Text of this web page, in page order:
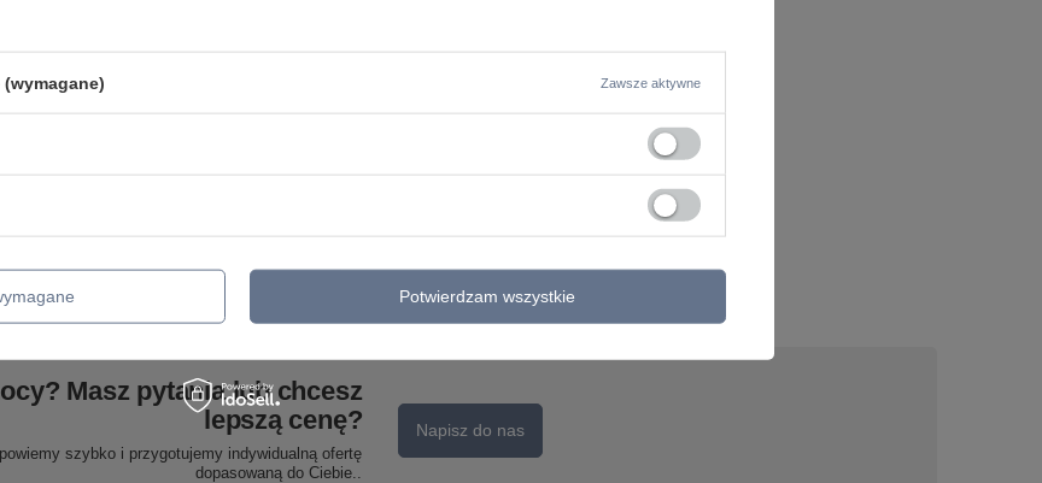
129,00 zł / szt. 35,00 zł / szt.
Masz pytania lub chcesz
lepszą cenę?
szybko i przygotujemy indywidualną ofertę
dopasowaną do Ciebie..
Napisz do nas
Zawsze aktywne
Potwierdzam wszystkie